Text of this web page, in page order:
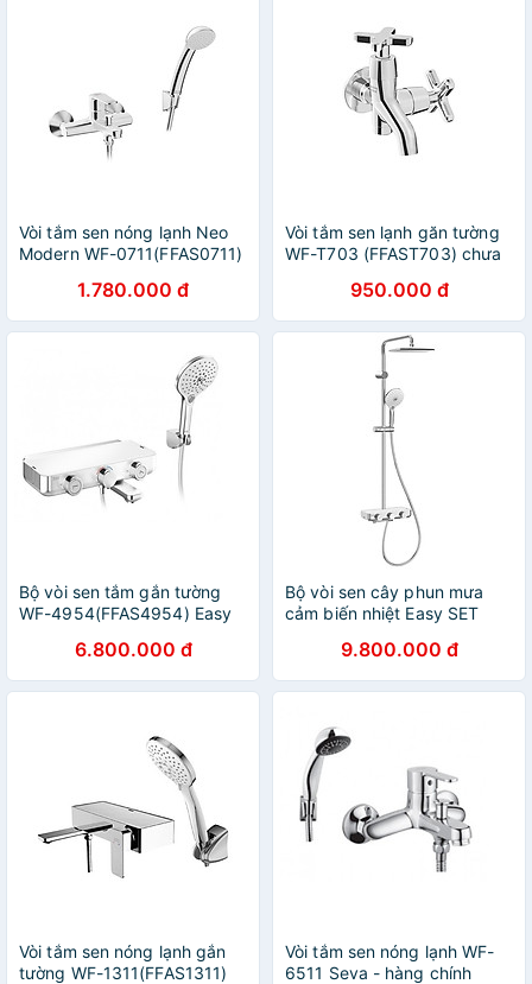
Vòi tắm sen nóng lạnh Neo
Modern WF-0711(FFAS0711)
Standard1.780.000 đ
Vòi tắm sen lạnh găn tường
WF-T703 (FFAST703) chưa
hàng chính hãng American
Standard
950.000 đ
Bộ vòi sen tắm gắn tường
WF-4954(FFAS4954) Easy
nhiệt- hàng chính hãng
American Standard
6.800.000 đ
Bộ vòi sen cây phun mưa
cảm biến nhiệt Easy SET
mỏ xả nước - hàng chính
hãng American Standard
9.800.000 đ
Vòi tắm sen nóng lạnh gắn
tường WF-1311(FFAS1311)
Vòi tắm sen nóng lạnh WF-
6511 Seva - hàng chính